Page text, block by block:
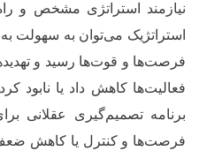
نیازمند استراتژی مشخص و
استراتژیک می‌توان به سهولت
فرصتها و قوت‌ها رسید و
فعالیت‌ها کاهش داد یا نابود
برنامه تصمیم‌گیری عقلانی
فرصت‌ها و کنترل یا کاهش